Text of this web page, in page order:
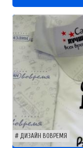
ДИЗАЙН ВОВРЕМЯ